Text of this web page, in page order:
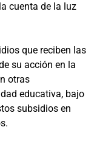
cuenta de la luz
que reciben las
su acción en la
otras
educativa, bajo
subsidios en